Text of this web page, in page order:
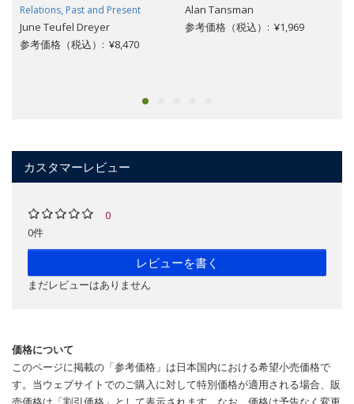
Relations, Past and Present
June Teufel Dreyer
参考価格（税込）: ¥8,470
Alan Tansman
参考価格（税込）: ¥1,969
カスタマーレビュー
0
0件
レビューを書く
まだレビューはありません
価格について
このページに掲載の「参考価格」は日本国内における希望小売価格で
す。当ウェブサイトでのご購入に対して特別価格が適用される場合、販